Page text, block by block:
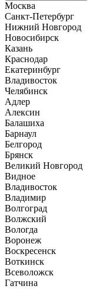
Москва
Санкт-Петербург
Нижний Новгород
Новосибирск
Казань
Краснодар
Екатеринбург
Владивосток
Челябинск
Адлер
Алексин
Балашиха
Барнаул
Белгород
Брянск
Великий Новгород
Видное
Владивосток
Владимир
Волгоград
Волжский
Вологда
Воронеж
Воскресенск
Воткинск
Всеволожск
Гатчина